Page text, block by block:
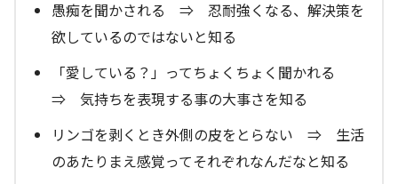
愚痴を聞かされる ⇒ 忍耐強くなる、解決策を
欲しているのではないと知る
「愛している？」ってちょくちょく聞かれる
⇒ 気持ちを表現する事の大事さを知る
リンゴを剥くとき外側の皮をとらない ⇒ 生活
のあたりまえ感覚ってそれぞれなんだなと知る